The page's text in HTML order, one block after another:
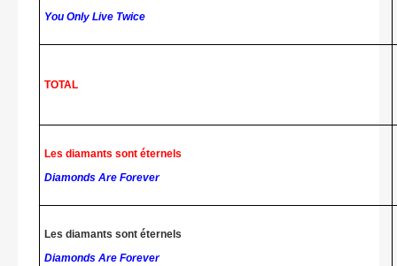
You Only Live Twice
TOTAL
Les diamants sont éternels
Diamonds Are Forever
Les diamants sont éternels
Diamonds Are Forever